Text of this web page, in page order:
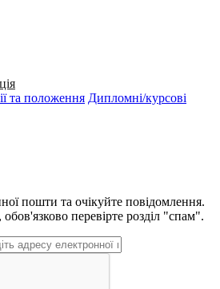
та положення Дипломні/курсові
пошти та очікуйте повідомлення.
обов'язково перевірте розділ "спам".